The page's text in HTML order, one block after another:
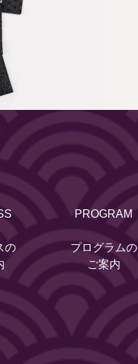
の
PROGRAM
プログラムの
ご案内